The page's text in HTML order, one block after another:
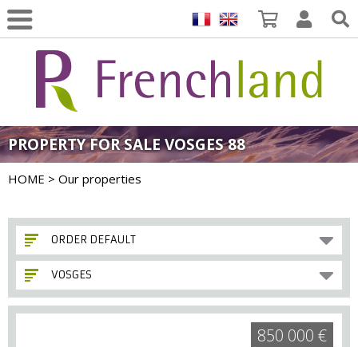
PROPERTY FOR SALE VOSGES 88
HOME > Our properties
ORDER DEFAULT
VOSGES
850 000 €